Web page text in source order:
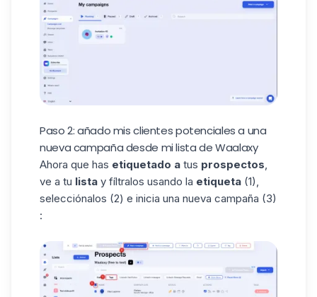
Paso 2: añado mis clientes potenciales a una
nueva campaña desde mi lista de Waalaxy
Ahora que has etiquetado a tus prospectos,
ve a tu lista y fíltralos usando la etiqueta (1),
selecciónalos (2) e inicia una nueva campaña (3)
: